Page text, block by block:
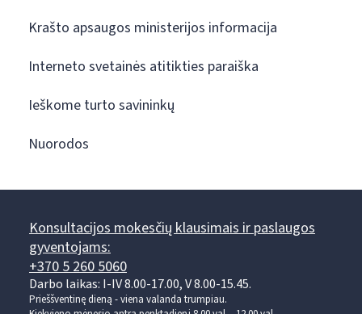
Krašto apsaugos ministerijos informacija
Interneto svetainės atitikties paraiška
Ieškome turto savininkų
Nuorodos
Konsultacijos mokesčių klausimais ir paslaugos
gyventojams:
+370 5 260 5060
Darbo laikas: I-IV 8.00-17.00, V 8.00-15.45.
Prieššventinę dieną - viena valanda trumpiau.